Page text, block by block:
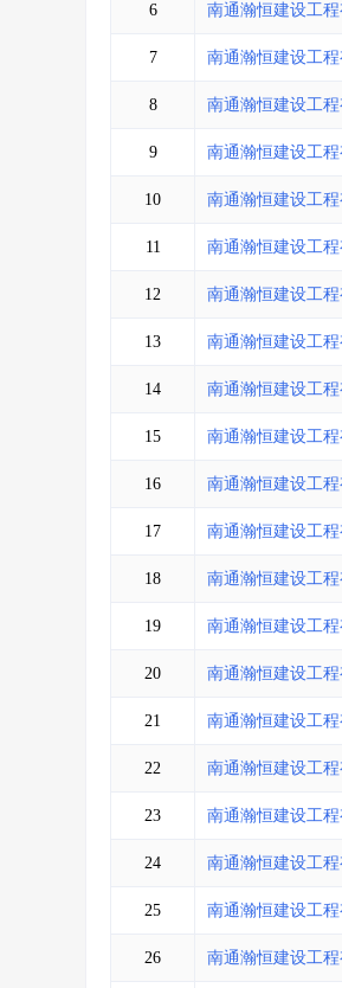
6 南通瀚恒建设工
7 南通瀚恒建设工
8 南通瀚恒建设工
9 南通瀚恒建设工
10 南通瀚恒建设工
11 南通瀚恒建设工
12 南通瀚恒建设工
13 南通瀚恒建设工
14 南通瀚恒建设工
15 南通瀚恒建设工
16 南通瀚恒建设工
17 南通瀚恒建设工
18 南通瀚恒建设工
19 南通瀚恒建设工
20 南通瀚恒建设工
21 南通瀚恒建设工
22 南通瀚恒建设工
23 南通瀚恒建设工
24 南通瀚恒建设工
25 南通瀚恒建设工
26 南通瀚恒建设工